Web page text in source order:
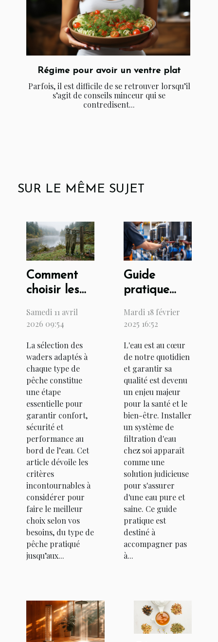
Régime pour avoir un ventre plat
Parfois, il est difficile de se retrouver lorsqu’il
s’agit de conseils minceur qui se
contredisent...
SUR LE MÊME SUJET
Comment
choisir les
parfaits
type de
pêche ?
Samedi 11 avril
2026 09:54
La sélection des
waders adaptés à
chaque type de
pêche constitue
une étape
essentielle pour
garantir confort,
sécurité et
performance au
bord de l’eau. Cet
article dévoile les
critères
incontournables à
considérer pour
faire le meilleur
choix selon vos
besoins, du type de
pêche pratiqué
jusqu’aux...
Guide
pratique
l'installation
système de
filtration
d'eau chez
soi
Mardi 18 février
2025 16:52
L'eau est au cœur
de notre quotidien
et garantir sa
qualité est devenu
un enjeu majeur
pour la santé et le
bien-être. Installer
un système de
filtration d'eau
chez soi apparaît
comme une
solution judicieuse
pour s'assurer
d'une eau pure et
saine. Ce guide
pratique est
destiné à
accompagner pas
à...